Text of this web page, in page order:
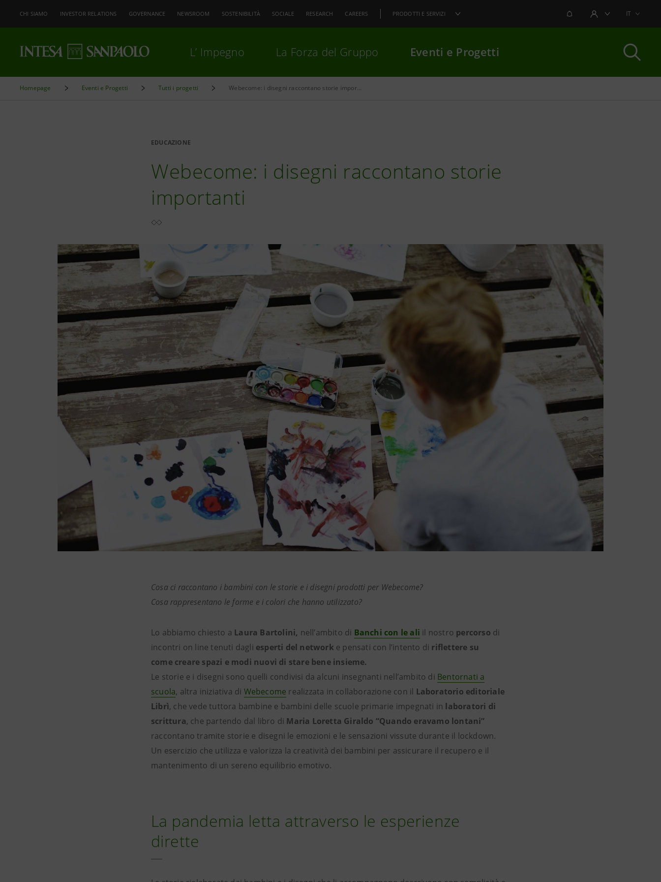
CHI SIAMO INVESTOR RELATIONS GOVERNANCE NEWSROOM SOSTENIBILITÀ SOCIALE RESEARCH CAREERS PRODOTTI E SERVIZI NOTIFICHEAREA UTENTEIT
L’ Impegno La Forza del Gruppo Eventi e Progetti
Homepage Eventi e Progetti Tutti i progetti Webecome: i disegni raccontano storie importanti
EDUCAZIONE
Webecome: i disegni raccontano storie
importanti
Cosa ci raccontano i bambini con le storie e i disegni prodotti per Webecome?
Cosa rappresentano le forme e i colori che hanno utilizzato?
Lo abbiamo chiesto a Laura Bartolini, nell’ambito di Banchi con le ali il nostro percorso di
incontri on line tenuti dagli esperti del network e pensati con l’intento di riflettere su
come creare spazi e modi nuovi di stare bene insieme.
Le storie e i disegni sono quelli condivisi da alcuni insegnanti nell’ambito di Bentornati a
scuola, altra iniziativa di Webecome realizzata in collaborazione con il Laboratorio editoriale
Librì, che vede tuttora bambine e bambini delle scuole primarie impegnati in laboratori di
scrittura, che partendo dal libro di Maria Loretta Giraldo “Quando eravamo lontani”
raccontano tramite storie e disegni le emozioni e le sensazioni vissute durante il lockdown.
Un esercizio che utilizza e valorizza la creatività dei bambini per assicurare il recupero e il
mantenimento di un sereno equilibrio emotivo.
La pandemia letta attraverso le esperienze
dirette